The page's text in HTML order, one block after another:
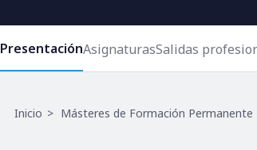
PresentaciónAsignaturasSalidas
Ruta
Inicio Másteres de Formación Permanente